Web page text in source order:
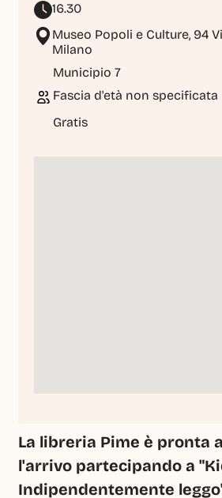
La libreria Pime è pronta
l'arrivo partecipando a
Indipendentemente
16.30
Museo Popoli e Culture, 94
Milano
Municipio 7
Fascia d'età non specificata
Gratis